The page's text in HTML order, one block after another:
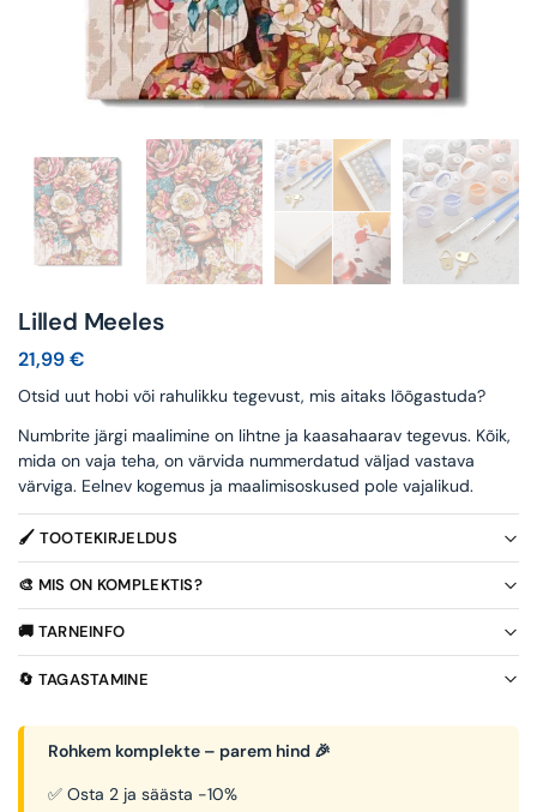
Lilled Meeles
21,99€
Otsid uut hobi või rahulikku tegevust, mis aitaks lõõgastuda?
Numbrite järgi maalimine on lihtne ja kaasahaarav tegevus. Kõik,
mida on vaja teha, on värvida nummerdatud väljad vastava
värviga. Eelnev kogemus ja maalimisoskused pole vajalikud.
🖌️ TOOTEKIRJELDUS
🎨 MIS ON KOMPLEKTIS?
🚚 TARNEINFO
🔄 TAGASTAMINE
Rohkem komplekte – parem hind 🎉
✅ Osta 2 ja säästa -10%